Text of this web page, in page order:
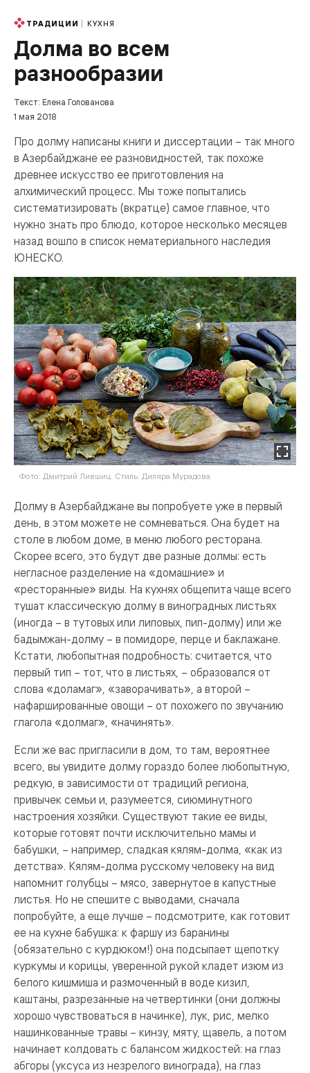
ТРАДИЦИИ КУХНЯ
Долма во всем
разнообразии
Текст: Елена Голованова
1 мая 2018
Про долму написаны книги и диссертации – так много
в Азербайджане ее разновидностей, так похоже
древнее искусство ее приготовления на
алхимический процесс. Мы тоже попытались
систематизировать (вкратце) самое главное, что
нужно знать про блюдо, которое несколько месяцев
назад вошло в список нематериального наследия
ЮНЕСКО.
Фото: Дмитрий Лившиц. Стиль: Диляра Мурадова
Долму в Азербайджане вы попробуете уже в первый
день, в этом можете не сомневаться. Она будет на
столе в любом доме, в меню любого ресторана.
Скорее всего, это будут две разные долмы: есть
негласное разделение на «домашние» и
«ресторанные» виды. На кухнях общепита чаще всего
тушат классическую долму в виноградных листьях
(иногда – в тутовых или липовых, пип-долму) или же
бадымжан-долму – в помидоре, перце и баклажане.
Кстати, любопытная подробность: считается, что
первый тип – тот, что в листьях, – образовался от
слова «доламаг», «заворачивать», а второй –
нафаршированные овощи – от похожего по звучанию
глагола «долмаг», «начинять».
Если же вас пригласили в дом, то там, вероятнее
всего, вы увидите долму гораздо более любопытную,
редкую, в зависимости от традиций региона,
привычек семьи и, разумеется, сиюминутного
настроения хозяйки. Существуют такие ее виды,
которые готовят почти исключительно мамы и
бабушки, – например, сладкая кялям-долма, «как из
детства». Кялям-долма русскому человеку на вид
напомнит голубцы – мясо, завернутое в капустные
листья. Но не спешите с выводами, сначала
попробуйте, а еще лучше – подсмотрите, как готовит
ее на кухне бабушка: к фаршу из баранины
(обязательно с курдюком!) она подсыпает щепотку
куркумы и корицы, уверенной рукой кладет изюм из
белого кишмиша и размоченный в воде кизил,
каштаны, разрезанные на четвертинки (они должны
хорошо чувствоваться в начинке), лук, рис, мелко
нашинкованные травы – кинзу, мяту, щавель, а потом
начинает колдовать с балансом жидкостей: на глаз
абгоры (уксуса из незрелого винограда), на глаз